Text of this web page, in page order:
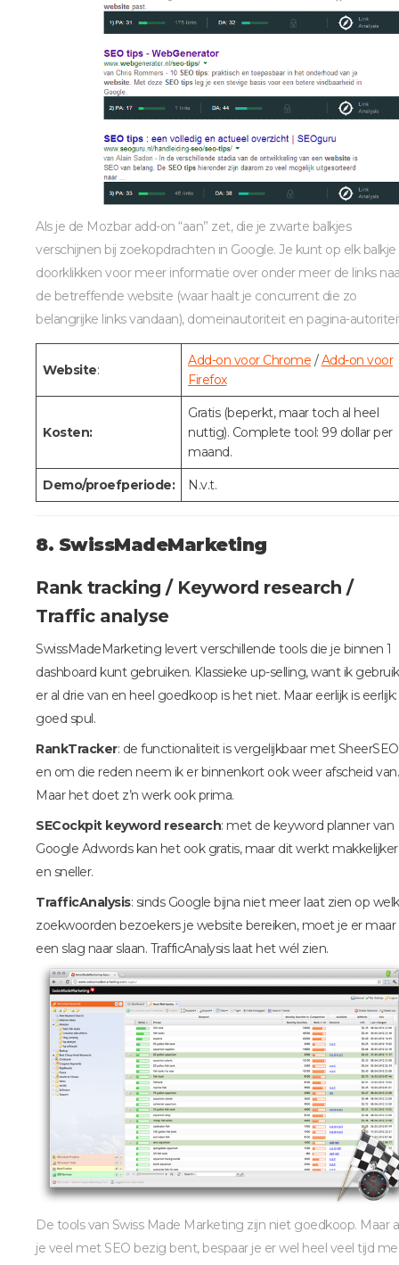
Als je de Mozbar add-on “aan” zet, die je zwarte balkjes
verschijnen bij zoekopdrachten in Google. Je kunt op elk balkje
doorklikken voor meer informatie over onder meer de links
de betreffende website (waar haalt je concurrent die zo
belangrijke links vandaan), domeinautoriteit en pagina-
Website:
Add-on voor Chrome /Add-on voor
Firefox
Kosten:
Gratis (beperkt, maar toch al heel
nuttig). Complete tool: 99 dollar per
maand.
Demo/proefperiode: N.v.t.
8. SwissMadeMarketing
Rank tracking / Keyword research /
Traffic analyse
SwissMadeMarketing levert verschillende tools die je binnen 1
dashboard kunt gebruiken. Klassieke up-selling, want ik gebruik
er al drie van en heel goedkoop is het niet. Maar eerlijk is eerlijk:
goed spul.
RankTracker: de functionaliteit is vergelijkbaar met
en om die reden neem ik er binnenkort ook weer afscheid van.
Maar het doet z’n werk ook prima.
SECockpit keyword research: met de keyword planner van
Google Adwords kan het ook gratis, maar dit werkt makkelijker
en sneller.
TrafficAnalysis: sinds Google bijna niet meer laat zien op
zoekwoorden bezoekers je website bereiken, moet je er maar
een slag naar slaan. TrafficAnalysis laat het wél zien.
De tools van Swiss Made Marketing zijn niet goedkoop. Maar
je veel met SEO bezig bent, bespaar je er wel heel veel tijd